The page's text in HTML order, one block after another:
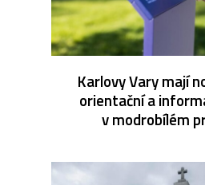
Karlovy Vary mají
orientační a
v modrobílém